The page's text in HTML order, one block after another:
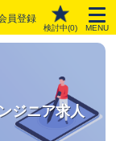
員登録
検討中(0) MENU
ジニア求人